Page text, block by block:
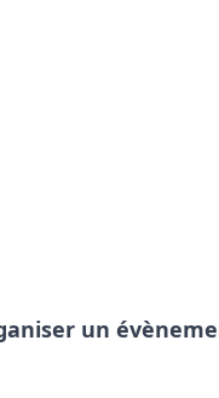
un